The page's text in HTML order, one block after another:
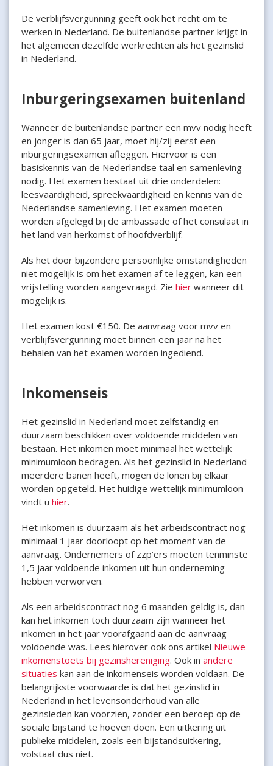
De verblijfsvergunning geeft ook het recht om te
werken in Nederland. De buitenlandse partner krijgt in
het algemeen dezelfde werkrechten als het gezinslid
in Nederland.
Inburgeringsexamen buitenland
Wanneer de buitenlandse partner een mvv nodig heeft
en jonger is dan 65 jaar, moet hij/zij eerst een
inburgeringsexamen afleggen. Hiervoor is een
basiskennis van de Nederlandse taal en samenleving
nodig. Het examen bestaat uit drie onderdelen:
leesvaardigheid, spreekvaardigheid en kennis van de
Nederlandse samenleving. Het examen moeten
worden afgelegd bij de ambassade of het consulaat in
het land van herkomst of hoofdverblijf.
Als het door bijzondere persoonlijke omstandigheden
niet mogelijk is om het examen af te leggen, kan een
vrijstelling worden aangevraagd. Zie hier wanneer dit
mogelijk is.
Het examen kost €150. De aanvraag voor mvv en
verblijfsvergunning moet binnen een jaar na het
behalen van het examen worden ingediend.
Inkomenseis
Het gezinslid in Nederland moet zelfstandig en
duurzaam beschikken over voldoende middelen van
bestaan. Het inkomen moet minimaal het wettelijk
minimumloon bedragen. Als het gezinslid in Nederland
meerdere banen heeft, mogen de lonen bij elkaar
worden opgeteld. Het huidige wettelijk minimumloon
vindt u hier.
Het inkomen is duurzaam als het arbeidscontract nog
minimaal 1 jaar doorloopt op het moment van de
aanvraag. Ondernemers of zzp’ers moeten tenminste
1,5 jaar voldoende inkomen uit hun onderneming
hebben verworven.
Als een arbeidscontract nog 6 maanden geldig is, dan
kan het inkomen toch duurzaam zijn wanneer het
inkomen in het jaar voorafgaand aan de aanvraag
voldoende was. Lees hierover ook ons artikel Nieuwe
inkomenstoets bij gezinshereniging. Ook in andere
situaties kan aan de inkomenseis worden voldaan. De
belangrijkste voorwaarde is dat het gezinslid in
Nederland in het levensonderhoud van alle
gezinsleden kan voorzien, zonder een beroep op de
sociale bijstand te hoeven doen. Een uitkering uit
publieke middelen, zoals een bijstandsuitkering,
volstaat dus niet.